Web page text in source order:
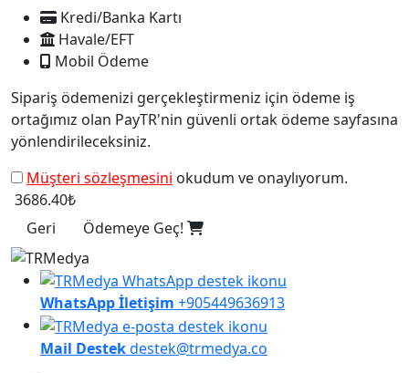
Kredi/Banka Kartı
Havale/EFT
Mobil Ödeme
Sipariş ödemenizi gerçekleştirmeniz için ödeme iş
ortağımız olan PayTR'nin güvenli ortak ödeme sayfasına
yönlendirileceksiniz.
Müşteri sözleşmesini okudum ve onaylıyorum.
3686.40₺
Geri
Ödemeye Geç!
WhatsApp İletişim +905449636913
Mail Destekdestek@trmedya.co